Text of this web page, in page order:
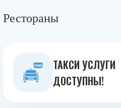
Рестораны
ТАКСИ УСЛУГИ
ДОСТУПНЫ!